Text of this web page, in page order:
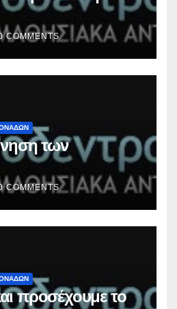
COMMENTS
των
COMMENTS
προσέχουμε το